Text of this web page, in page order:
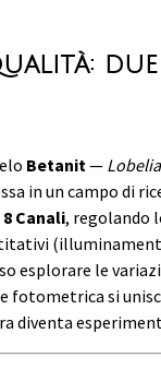
due
Betanit— Lobelia
in un campo di
Canali, regolando
esplorare le
fotometrica si
diventa